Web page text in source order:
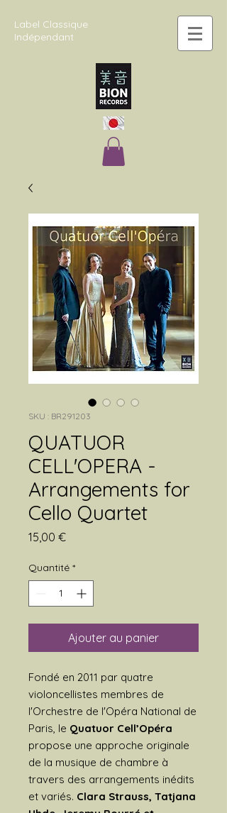
Label Classique
Indépendant
SKU : BR291203
QUATUOR
CELL'OPERA -
Arrangements for
Cello Quartet
15,00 €Prix
Quantité *
Ajouter au panier
Fondé en 2011 par quatre
violoncellistes membres de
l'Orchestre de l'Opéra National de
Paris, le Quatuor Cell’Opéra
propose une approche originale
de la musique de chambre à
travers des arrangements inédits
et variés. Clara Strauss, Tatjana